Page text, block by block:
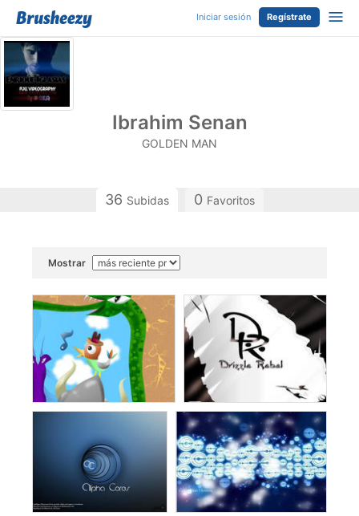
Iniciar sesión Regístrate
Ibrahim Senan
GOLDEN MAN
36 Subidas 0 Favoritos
Mostrar